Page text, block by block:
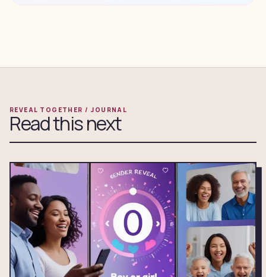
REVEAL TOGETHER / JOURNAL
Read this next